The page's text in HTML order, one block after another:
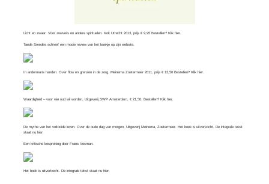
Licht en zwaar. Voor zwevers en andere spirituelen. Kok Utrecht 2013, prijs € 9,95 Bestellen? Klikhier
Taede Smedes schreef een mooie review van het boekje op zijnwebsite
In andermans handen. Over flow en grenzen in de zorg. Meinema Zoetermeer 2011, prijs € 13,50 Bestellen? Klikhier
Waardigheid – voor wie oud wil worden, Uitgeverij SWP Amsterdam, € 21,50. Bestellen? Klikhier
De mythe van het voltooide leven. Over de oude dag van morgen, Uitgeverij Meinema, Zoetermeer. Het boek is uitverkocht. De integrale tekst
staat nuhier
Een kritische bespreking doorFrans Vosman
Het boek is uitverkocht. De integrale tekst staat nuhier.